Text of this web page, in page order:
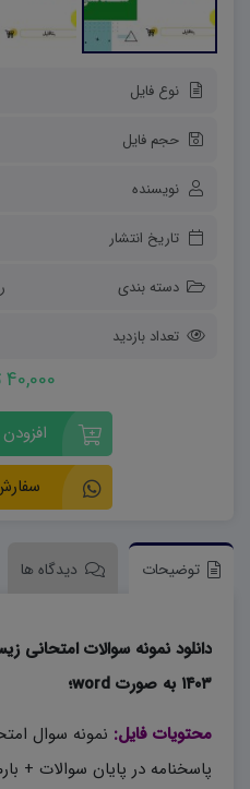
نوع فایل
حجم فایل
نویسنده
تاریخ انتشار
دسته بندی
تعداد بازدید
40,000 تومان
توضیحات دیدگاه ها
دانلود نمونه سوالات
۱۴۰۳ به صورت word؛
محتویات فایل: نمونه سوال
پاسخنامه در پایان سوالات +